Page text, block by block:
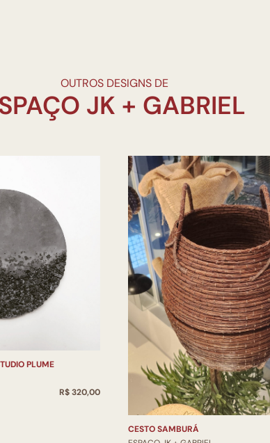
OUTROS DESIGNS DE
PLUME
R$ 320,00
CESTO SAMBURÁ